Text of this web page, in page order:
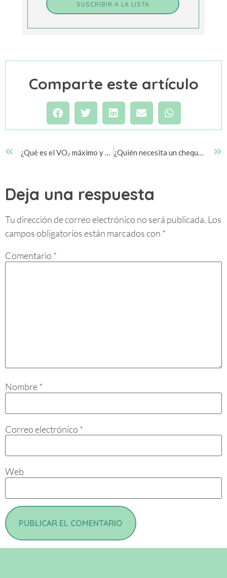
SUSCRIBIR A LA LISTA
Comparte este artículo
¿Qué es el VO₂ máximo y por qué deberías conocerlo? ¿Quién necesita un chequeo cardiológico?
Deja una respuesta
Tu dirección de correo electrónico no será publicada. Los
campos obligatorios están marcados con *
Comentario *
Nombre*
Correo electrónico *
Web